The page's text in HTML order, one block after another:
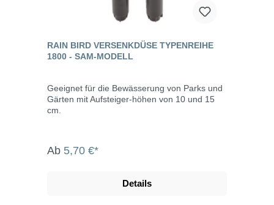
RAIN BIRD VERSENKDÜSE TYPENREIHE
1800 - SAM-MODELL
Geeignet für die Bewässerung von Parks und
Gärten mit Aufsteiger-höhen von 10 und 15
cm.
Ab 5,70 €*
Details